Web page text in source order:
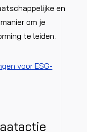
en
om je
te leiden.
voor ESG-